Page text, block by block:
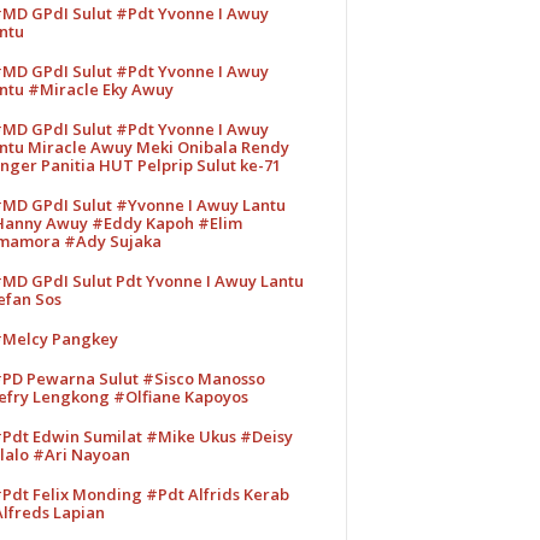
GPdI Sulut #Pdt Yvonne I Awuy
GPdI Sulut #Pdt Yvonne I Awuy
#Miracle Eky Awuy
GPdI Sulut #Pdt Yvonne I Awuy
Miracle Awuy Meki Onibala Rendy
Panitia HUT Pelprip Sulut ke-71
GPdI Sulut #Yvonne I Awuy Lantu
Awuy #Eddy Kapoh #Elim
#Ady Sujaka
GPdI Sulut Pdt Yvonne I Awuy Lantu
Sos
Pangkey
Pewarna Sulut #Sisco Manosso
Lengkong #Olfiane Kapoyos
Edwin Sumilat #Mike Ukus #Deisy
#Ari Nayoan
Felix Monding #Pdt Alfrids Kerab
Lapian